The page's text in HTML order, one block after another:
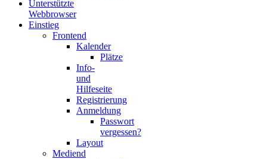
Unterstützte
Webbrowser
Einstieg
Frontend
Kalender
Plätze
Info-
und
Hilfeseite
Registrierung
Anmeldung
Passwort
vergessen?
Layout
Mediend